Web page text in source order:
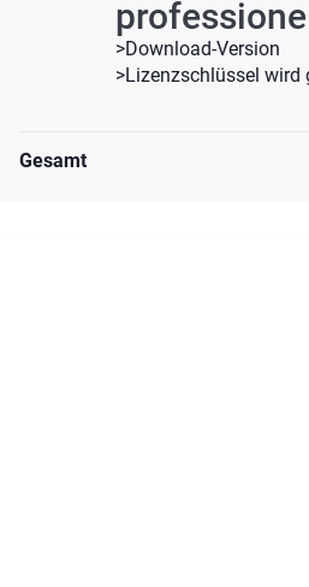
>Download-Version
>Lizenzschlüssel wird
Gesamt